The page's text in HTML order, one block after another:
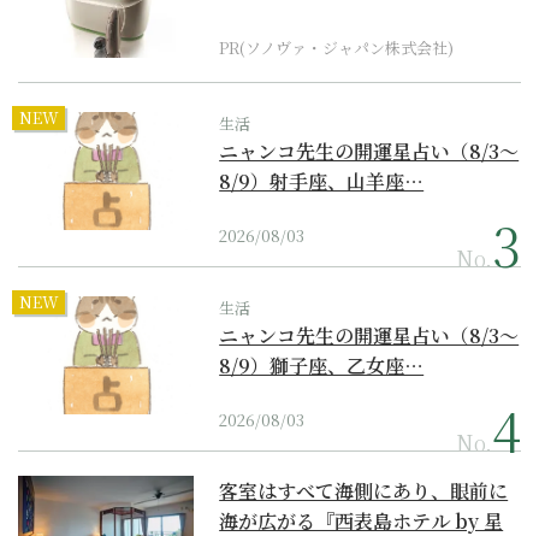
PR(ソノヴァ・ジャパン株式会社)
NEW 生活
ニャンコ先生の開運星占い（8/3～
8/9）射手座、山羊座…
2026/08/03
No.
NEW 生活
ニャンコ先生の開運星占い（8/3～
8/9）獅子座、乙女座…
2026/08/03
No.
客室はすべて海側にあり、眼前に
海が広がる『西表島ホテル by 星